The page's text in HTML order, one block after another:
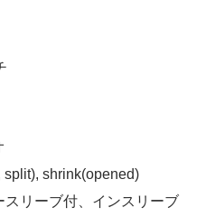
split), shrink(opened)
スリーブ付、インスリーブ